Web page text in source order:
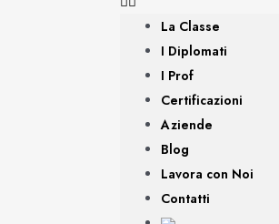
La Classe
I Diplomati
I Prof
Certificazioni
Aziende
Blog
Lavora con Noi
Contatti